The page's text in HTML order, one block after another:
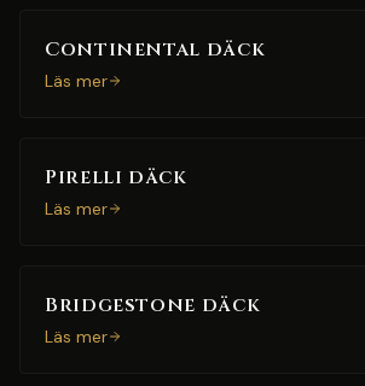
Continental däck
Läs mer
Pirelli däck
Läs mer
Bridgestone däck
Läs mer